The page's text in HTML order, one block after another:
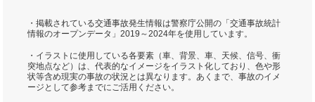
・掲載されている交通事故発生情報は警察庁公開の「交通事故統計
情報のオープンデータ」2019～2024年を使用しています。
・イラストに使用している各要素（車、背景、車、天候、信号、衝
突地点など）は、代表的なイメージをイラスト化しており、色や形
状等含め現実の事故の状況とは異なります。あくまで、事故のイメ
ージとして参考までにご活用ください。